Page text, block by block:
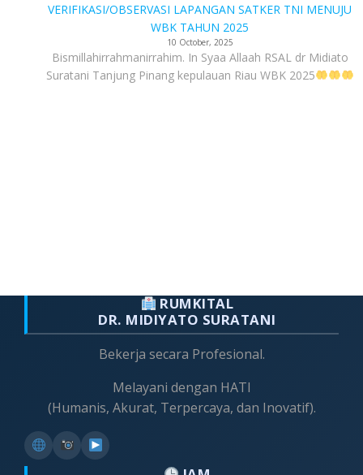
VERIFIKASI/OBSERVASI LAPANGAN SATKER TNI MENUJU
WBK TAHUN 2025
10 October, 2025
Bismillahirrahmanirrahim. In Syaa Allaah RSAL dr Midiato
Suratani Tanjung Pinang kepulauan Riau WBK 2025
RUMKITAL
DR. MIDIYATO SURATANI
Bekerja secara Profesional.
Melayani dengan HATI
(Humanis, Akurat, Terpercaya, dan Inovatif).